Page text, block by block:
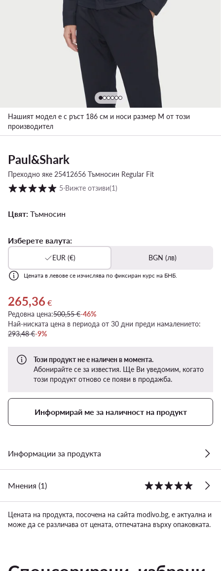
Нашият модел е с ръст 186 см и носи размер M от този
производител
Paul&Shark
Преходно яке 25412656 Тъмносин Regular Fit
Оценка на клиентите в скала от 1 до 5
5⋅Вижте отзиви(1)
Цвят: Тъмносин
Изберете валута:
EUR (€) BGN (лв)
Цената в левове се изчислява по фиксиран курс на БНБ.
Актуална цена 265,36 €
265,36 €
Редовна цена:500,55 €-46%
Най-ниската цена в периода от 30 дни преди намалението:
293,48 €-9%
Този продукт не е наличен в момента.
Абонирайте се за известия. Ще Ви уведомим, когато
този продукт отново се появи в продажба.
Информирай ме за наличност на продукт
Информации за продукта
Мнения (1)
Цената на продукта, посочена на сайта modivo.bg, е актуална и
може да се различава от цената, отпечатана върху опаковката.